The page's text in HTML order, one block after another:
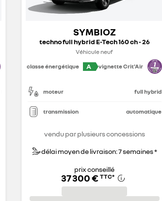
SYMBIOZ
techno full hybrid E-Tech 160 ch - 26
Véhicule neuf
classe énergétique
A vignette Crit'Air
moteur full hybrid
transmission automatique
vendu par plusieurs concessions
délai moyen de livraison: 7 semaines *
prix conseillé
37 300 € TTC*